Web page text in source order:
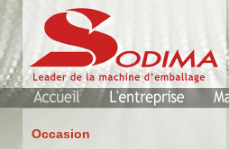
Occasion